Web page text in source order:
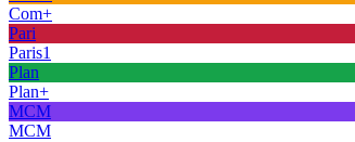
Com+
Pari
Paris1
Plan
Plan+
MCM
MCM